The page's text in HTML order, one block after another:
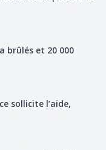
brûlés et 20 000
sollicite l’aide,